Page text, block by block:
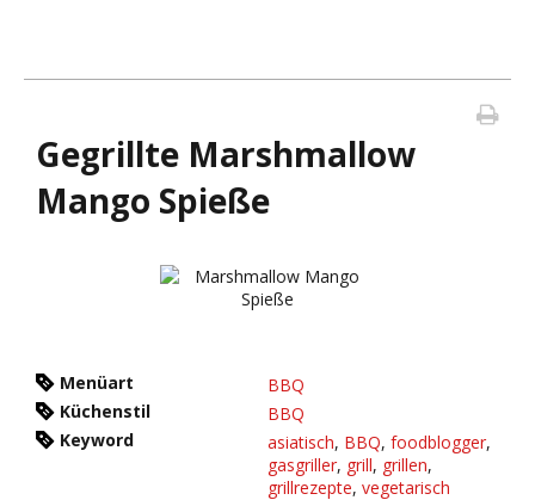
Gegrillte Marshmallow
Mango Spieße
Menüart
BBQ
Küchenstil
BBQ
Keyword
asiatisch, BBQ, foodblogger,
gasgriller, grill, grillen,
grillrezepte, vegetarisch